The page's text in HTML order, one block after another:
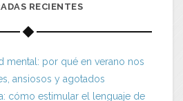
RECIENTES
mental: por qué en verano nos
ansiosos y agotados
cómo estimular el lenguaje de